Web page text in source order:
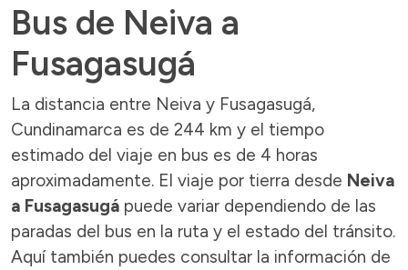
Bus de Neiva a
Fusagasugá
La distancia entre Neiva y Fusagasugá,
Cundinamarca es de 244 km y el tiempo
estimado del viaje en bus es de 4 horas
aproximadamente. El viaje por tierra desde Neiva
a Fusagasugá puede variar dependiendo de las
paradas del bus en la ruta y el estado del tránsito.
Aquí también puedes consultar la información de